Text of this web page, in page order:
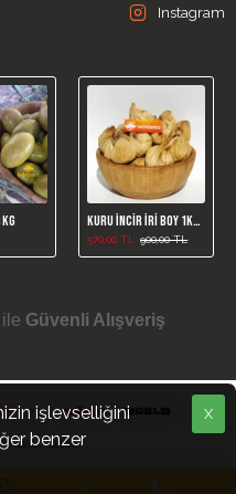
Instagram
Kuru İncir İri Boy 1kg (Yeni Mahsül)
570,00 TL 900,00 TL
Güvenli Alışveriş
Hakları Saklıdır.
X
işlevselliğini
benzer